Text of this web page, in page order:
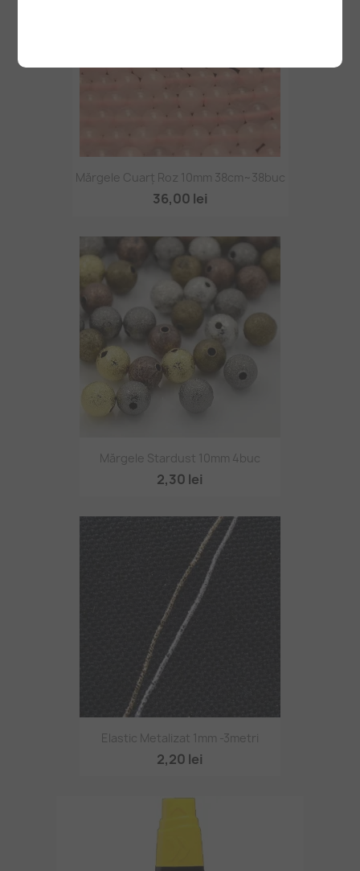
Mărgele Cuarț Roz 10mm 38cm~38buc
36,00 lei
Mărgele Stardust 10mm 4buc
2,30 lei
Elastic Metalizat 1mm -3metri
2,20 lei